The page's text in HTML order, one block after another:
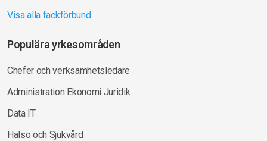
Visa alla fackförbund
Populära yrkesområden
Chefer och verksamhetsledare
Administration Ekonomi Juridik
Data IT
Hälso och Sjukvård